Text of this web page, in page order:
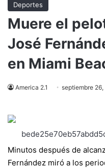
Deportes
Muere el
José
en Miami
America 2.1 septiembre 26,
Minutos después de
Fernández miró a los